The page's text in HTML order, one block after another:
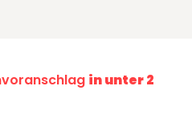
in unter 2